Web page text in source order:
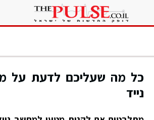
כל מה שעליכם לדעת על
נייד